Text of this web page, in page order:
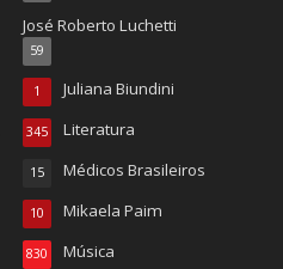
José Roberto Luchetti
59
Juliana Biundini
1
Literatura
345
Médicos Brasileiros
15
Mikaela Paim
10
Música
830